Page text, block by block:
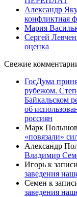
Александр
конфликтная
Мария
Сергей
оценка
Свежие
ГосДума
рубежом.
Байкальском
об
россиян
Марк Полынов
«повязали»
Александр
Владимир
Игорь к записи
заведения
Семен к
заведения